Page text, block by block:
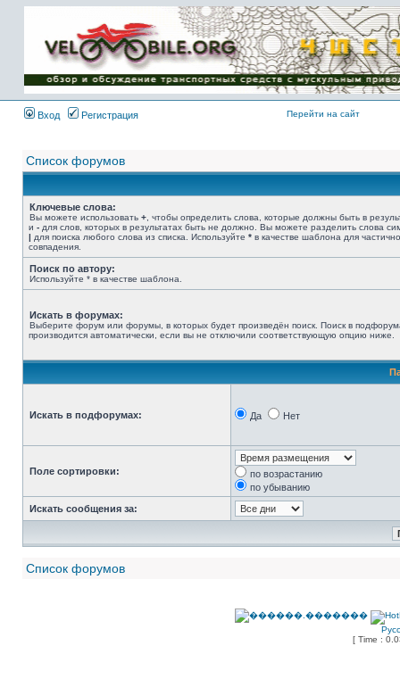
Имя пользователя:
Пароль:
{ LOG_ME_IN_SHORT
}
Вход
Регистрация Перейти на сайт
Список форумов
Ключевые слова:
Вы можете использовать + , чтобы определить слова, которые должны быть в
и - для слов, которых в результатах быть не должно. Вы можете разделить слова
| для поиска любого слова из списка. Используйте * в качестве шаблона для
совпадения.
Поиск по автору:
Используйте * в качестве шаблона.
Искать в форумах:
Выберите форум или форумы, в которых будет произведён поиск. Поиск в
производится автоматически, если вы не отключили соответствующую опцию ниже.
Искать в подфорумах: Да Нет
Поле сортировки:
по возрастанию
по убыванию
Искать сообщения за:
Список форумов
[ Time :